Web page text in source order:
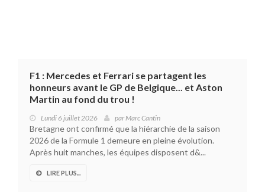
F1 : Mercedes et Ferrari se partagent les
honneurs avant le GP de Belgique... et Aston
Martin au fond du trou !
Lundi 6 juillet 2026 parMarc Cantin
Bretagne ont confirmé que la hiérarchie de la saison
2026 de la Formule 1 demeure en pleine évolution.
Après huit manches, les équipes disposent d&...
LIRE PLUS...